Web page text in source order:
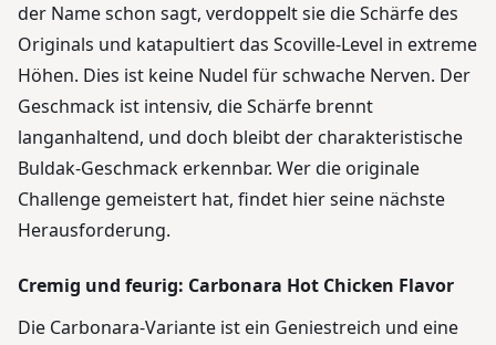
der Name schon sagt, verdoppelt sie die Schärfe des
Originals und katapultiert das Scoville-Level in extreme
Höhen. Dies ist keine Nudel für schwache Nerven. Der
Geschmack ist intensiv, die Schärfe brennt
langanhaltend, und doch bleibt der charakteristische
Buldak-Geschmack erkennbar. Wer die originale
Challenge gemeistert hat, findet hier seine nächste
Herausforderung.
Cremig und feurig: Carbonara Hot Chicken Flavor
Die Carbonara-Variante ist ein Geniestreich und eine